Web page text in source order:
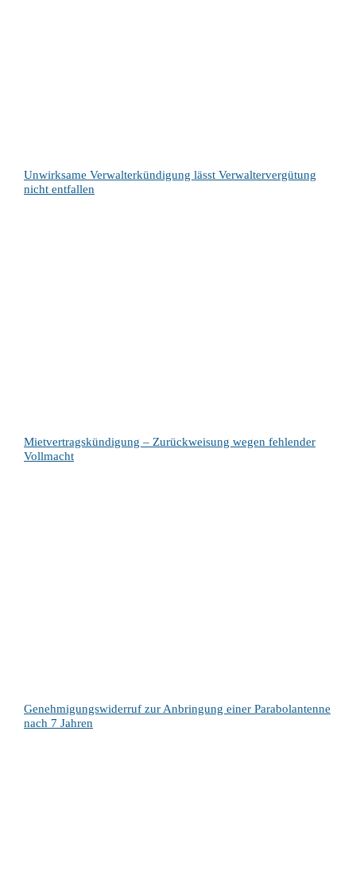
Unwirksame Verwalterkündigung lässt Verwaltervergütung
nicht entfallen
Mietvertragskündigung – Zurückweisung wegen fehlender
Vollmacht
Genehmigungswiderruf zur Anbringung einer Parabolantenne
nach 7 Jahren